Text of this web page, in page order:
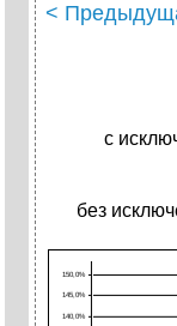
<
с
без